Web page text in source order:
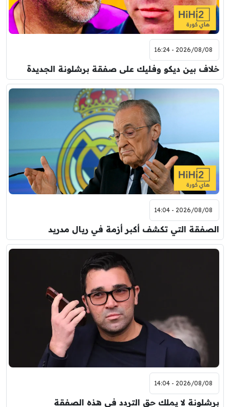
2026/08/08 - 16:24
خلاف بين ديكو وفليك على صفقة برشلونة الجديدة
2026/08/08 - 14:04
الصفقة التي تكشف أكبر أزمة في ريال مدريد
2026/08/08 - 14:04
برشلونة لا يملك حق التردد في هذه الصفقة